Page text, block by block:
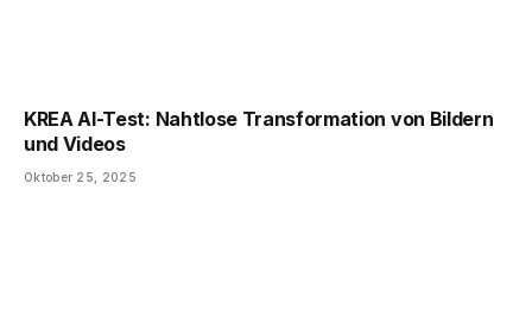
KREA AI-Test: Nahtlose Transformation von Bildern
und Videos
Oktober 25, 2025